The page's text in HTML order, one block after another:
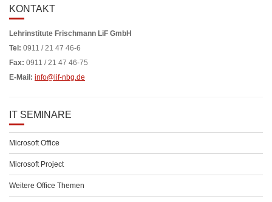
KONTAKT
Lehrinstitute Frischmann LiF GmbH
Tel: 0911 / 21 47 46-6
Fax: 0911 / 21 47 46-75
E-Mail: info@lif-nbg.de
IT SEMINARE
Microsoft Office
Microsoft Project
Weitere Office Themen